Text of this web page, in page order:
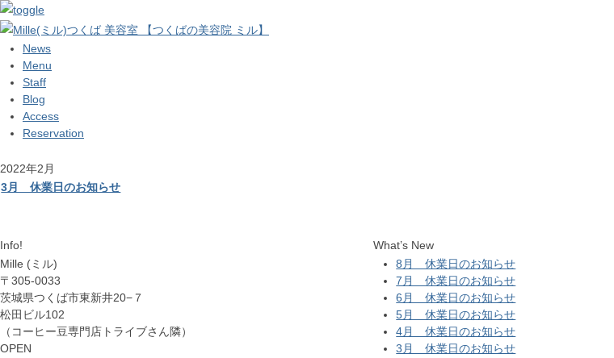
News
Menu
Staff
Blog
Access
Reservation
2022年2月
3月 休業日のお知らせ
Info!
Mille (ミル)
〒305-0033
茨城県つくば市東新井20−７
松田ビル102
（コーヒー豆専門店トライブさん隣）
OPEN
What’s New
8月 休業日のお知らせ
7月 休業日のお知らせ
6月 休業日のお知らせ
5月 休業日のお知らせ
4月 休業日のお知らせ
3月 休業日のお知らせ